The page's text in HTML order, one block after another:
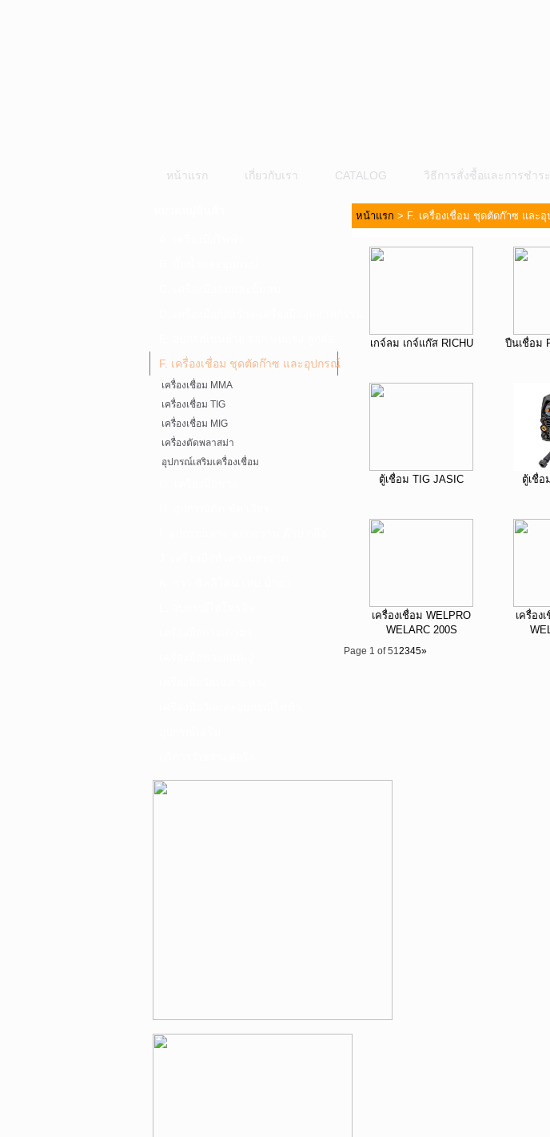
หน้าแรก เกี่ยวกับเรา CATALOG วิธีการสั่งซื้อและการชำระ
F. เครื่องเชื่อม ชุดตัดก๊าซ และอุปกรณ์
เครื่องเชื่อม MMA
เครื่องเชื่อม TIG
เครื่องเชื่อม MIG
เครื่องตัดพลาสม่า
อุปกรณ์เสริมเครื่องเชื่อม
หน้าแรก > F. เครื่องเชื่อม ชุดตัดก๊าซ และ
เกจ์ลม เกจ์แก๊ส RICHU ปืนเชื่อม
ตู้เชื่อม TIG JASIC ตู้เชื่อ
เครื่องเชื่อม WELPRO
WELARC 200S
เครื่อง
Page 1 of 512345»